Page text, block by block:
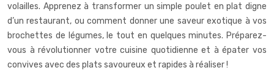
volailles. Apprenez à transformer un simple poulet en plat digne
d’un restaurant, ou comment donner une saveur exotique à vos
brochettes de légumes, le tout en quelques minutes. Préparez-
vous à révolutionner votre cuisine quotidienne et à épater vos
convives avec des plats savoureux et rapides à réaliser !